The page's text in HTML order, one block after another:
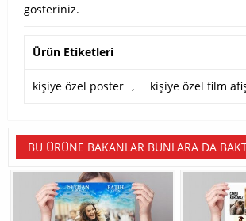
gösteriniz.
Ürün Etiketleri
kişiye özel poster , kişiye özel film
BU ÜRÜNE BAKANLAR BUNLARA DA